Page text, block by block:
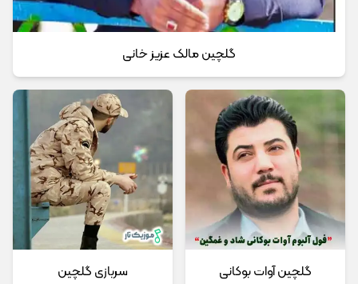
گلچین مالک عزیز خانی
گلچین آوات بوکانی سربازی گلچین